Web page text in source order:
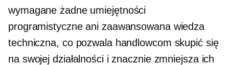
wymagane żadne umiejętności
programistyczne ani zaawansowana wiedza
techniczna, co pozwala handlowcom skupić się
na swojej działalności i znacznie zmniejsza ich